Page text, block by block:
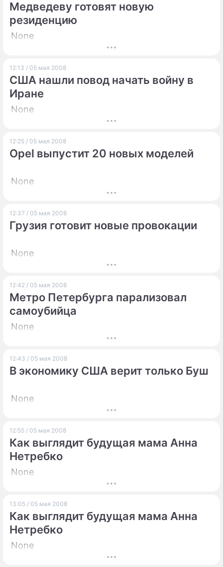
Медведеву готовят новую
резиденцию
None
12:13 / 05 мая 2008
США нашли повод начать войну в
Иране
None
12:25 / 05 мая 2008
Opel выпустит 20 новых моделей
None
12:37 / 05 мая 2008
Грузия готовит новые провокации
None
12:42 / 05 мая 2008
Метро Петербурга парализовал
самоубийца
None
12:43 / 05 мая 2008
В экономику США верит только Буш
None
12:55 / 05 мая 2008
Как выглядит будущая мама Анна
Нетребко
None
13:05 / 05 мая 2008
Как выглядит будущая мама Анна
Нетребко
None